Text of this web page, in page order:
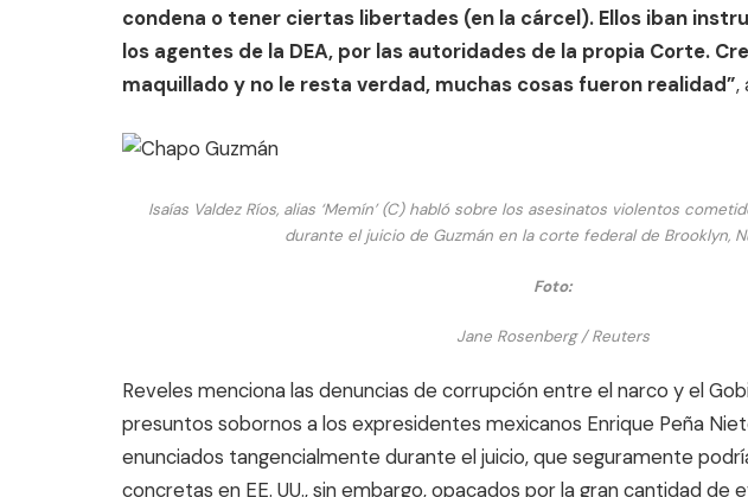
condena o tener ciertas libertades (en la cárcel). Ellos iban
los agentes de la DEA, por las autoridades de la propia Corte.
maquillado y no le resta verdad, muchas cosas fueron realidad”,
Isaías Valdez Ríos, alias ‘Memín’ (C) habló sobre los asesinatos violentos
durante el juicio de Guzmán en la corte federal de Brooklyn,
Foto:
Jane Rosenberg / Reuters
Reveles menciona las denuncias de corrupción entre el narco y el
presuntos sobornos a los expresidentes mexicanos Enrique Peña
enunciados tangencialmente durante el juicio, que seguramente
concretas en EE. UU., sin embargo, opacados por la gran cantidad de